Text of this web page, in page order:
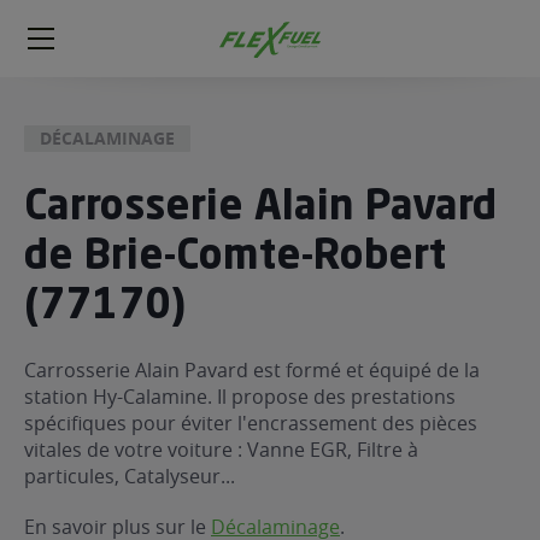
FlexFuel
Méga
le Décalaminage
E85
du carburant avec
garagiste
DÉCALAMINAGE
Carrosserie Alain Pavard
de Brie-Comte-Robert
(77170)
Carrosserie Alain Pavard est formé et équipé de la
station Hy-Calamine. Il propose des prestations
spécifiques pour éviter l'encrassement des pièces
vitales de votre voiture : Vanne EGR, Filtre à
particules, Catalyseur...
En savoir plus sur le Décalaminage.